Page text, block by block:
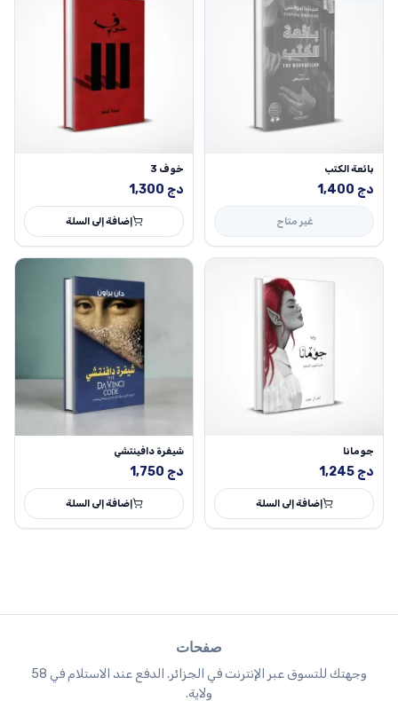
بائعة الكتب
1,400 دج
غير متاح
خوف 3
1,300 دج
إضافة إلى السلة
جومانا
1,245 دج
إضافة إلى السلة
شيفرة دافينتشي
1,750 دج
إضافة إلى السلة
صفحات
وجهتك للتسوق عبر الإنترنت في الجزائر. الدفع عند الاستلام في 58
ولاية.